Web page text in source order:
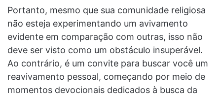
Portanto, mesmo que sua comunidade religiosa
não esteja experimentando um avivamento
evidente em comparação com outras, isso não
deve ser visto como um obstáculo insuperável.
Ao contrário, é um convite para buscar você um
reavivamento pessoal, começando por meio de
momentos devocionais dedicados à busca da